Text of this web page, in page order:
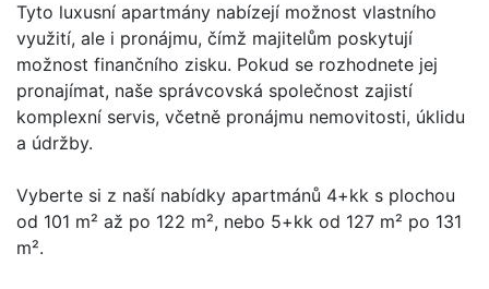
Tyto luxusní apartmány nabízejí možnost vlastního
využití, ale i pronájmu, čímž majitelům poskytují
možnost finančního zisku. Pokud se rozhodnete jej
pronajímat, naše správcovská společnost zajistí
komplexní servis, včetně pronájmu nemovitosti, úklidu
a údržby.
Vyberte si z naší nabídky apartmánů 4+kk s plochou
od 101 m² až po 122 m², nebo 5+kk od 127 m² po 131
m².